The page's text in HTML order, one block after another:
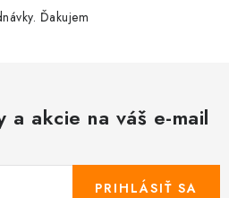
Ďakujem
a akcie na váš e-mail
PRIHLÁSIŤ SA